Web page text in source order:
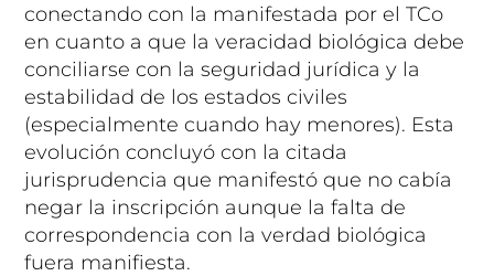
conectando con la manifestada por el TCo
en cuanto a que la veracidad biológica debe
conciliarse con la seguridad jurídica y la
estabilidad de los estados civiles
(especialmente cuando hay menores). Esta
evolución concluyó con la citada
jurisprudencia que manifestó que no cabía
negar la inscripción aunque la falta de
correspondencia con la verdad biológica
fuera manifiesta.